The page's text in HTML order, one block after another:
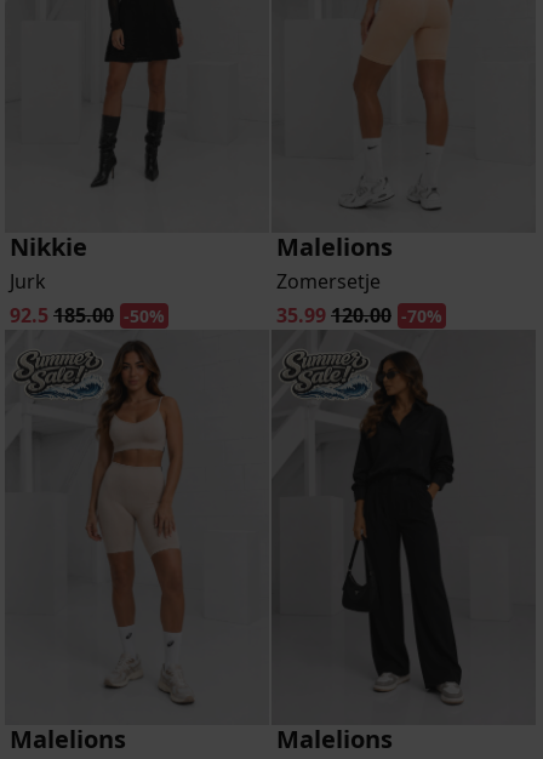
Nikkie
Jurk
92.5 185.00 -50%
Malelions
Zomersetje
35.99120.00 -70%
Malelions Malelions